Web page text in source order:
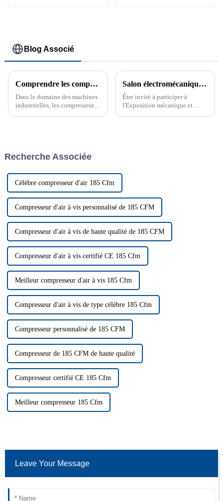
Blog Associé
Comprendre les compresseurs à vis à injection d'huile : fonctionnalité et objectif
Dans le domaine des machines
industrielles, les compresseurs
Parmi les différents types ...
Salon électromécanique Asie-Europe 2019 du Xinjiang
Être invité à participer à
l'Exposition mécanique et
Recherche Associée
Célèbre compresseur d'air 185 Cfm
Compresseur d'air à vis personnalisé de 185 CFM
Compresseur d'air à vis de haute qualité de 185 CFM
Compresseur d'air à vis certifié CE 185 Cfm
Meilleur compresseur d'air à vis 185 Cfm
Compresseur d'air à vis de type célèbre 185 Cfm
Compresseur personnalisé de 185 CFM
Compresseur de 185 CFM de haute qualité
Compresseur certifié CE 185 Cfm
Meilleur compresseur 185 Cfm
Leave Your Message